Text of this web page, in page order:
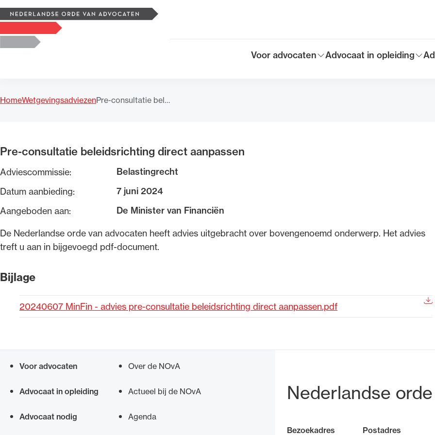
Logo, to the homepage
Toon submenu voor
Voor advocaten
Toon submenu voor
Advocaat in opleiding
HomeWetgevingsadviezenPre-consultatie bel…
Pre-consultatie beleidsrichting direct aanpassen
Adviescommissie: Belastingrecht
Datum aanbieding: 7 juni 2024
Aangeboden aan: De Minister van Financiën
​De Nederlandse orde van advocaten heeft advies uitgebracht over bovengenoemd onderwerp. Het advies
treft u aan in bijgevoegd pdf-document.
Bijlage
20240607 MinFin - advies pre-consultatie beleidsrichting direct aanpassen.pdf
Voor advocaten
Advocaat in opleiding
Advocaat nodig
Over de NOvA
Actueel bij de NOvA
Agenda
Bezoek- en
Nederlandse
Bezoekadres Postadres
Zoeken
Uitgelicht
Alle wet- en regelgeving voor de advocatuur. Van de
Advocatenwet tot de Verordening op de advocatuur
Ondersteuning voor